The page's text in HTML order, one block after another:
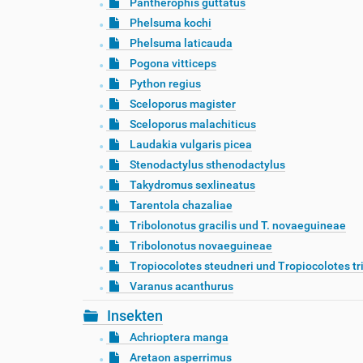
Phelsuma kochi
Phelsuma laticauda
Pogona vitticeps
Python regius
Sceloporus magister
Sceloporus malachiticus
Laudakia vulgaris picea
Stenodactylus sthenodactylus
Takydromus sexlineatus
Tarentola chazaliae
Tribolonotus gracilis und T. novaeguineae
Tribolonotus novaeguineae
Tropiocolotes steudneri und Tropiocolotes
Varanus acanthurus
Insekten
Achrioptera manga
Aretaon asperrimus